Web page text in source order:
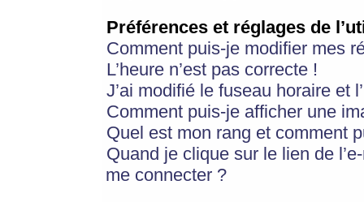
Préférences et réglages de
Comment puis-je modifier mes
L’heure n’est pas correcte !
J’ai modifié le fuseau horaire et
Comment puis-je afficher une
Quel est mon rang et comment
Quand je clique sur le lien de
me connecter ?